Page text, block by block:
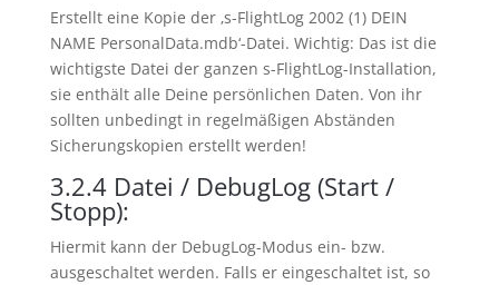
Erstellt eine Kopie der ‚s-FlightLog 2002 (1) DEIN
NAME PersonalData.mdb‘-Datei. Wichtig: Das ist die
wichtigste Datei der ganzen s-FlightLog-Installation,
sie enthält alle Deine persönlichen Daten. Von ihr
sollten unbedingt in regelmäßigen Abständen
Sicherungskopien erstellt werden!
3.2.4Datei / DebugLog (Start /
Stopp):
Hiermit kann der DebugLog-Modus ein- bzw.
ausgeschaltet werden. Falls er eingeschaltet ist, so